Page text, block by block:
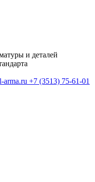
и деталей
arma.ru +7 (3513) 75-61-01